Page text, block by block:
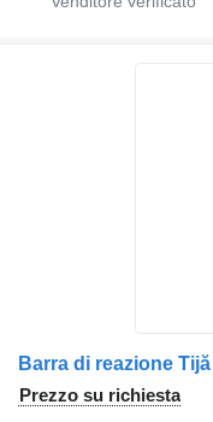
Prezzo su richiesta